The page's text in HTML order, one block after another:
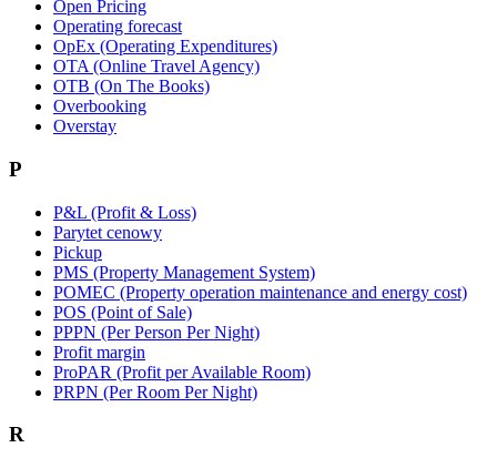
Open Pricing
Operating forecast
OpEx (Operating Expenditures)
OTA (Online Travel Agency)
OTB (On The Books)
Overbooking
Overstay
P
P&L (Profit & Loss)
Parytet cenowy
Pickup
PMS (Property Management System)
POMEC (Property operation maintenance and energy cost)
POS (Point of Sale)
PPPN (Per Person Per Night)
Profit margin
ProPAR (Profit per Available Room)
PRPN (Per Room Per Night)
R